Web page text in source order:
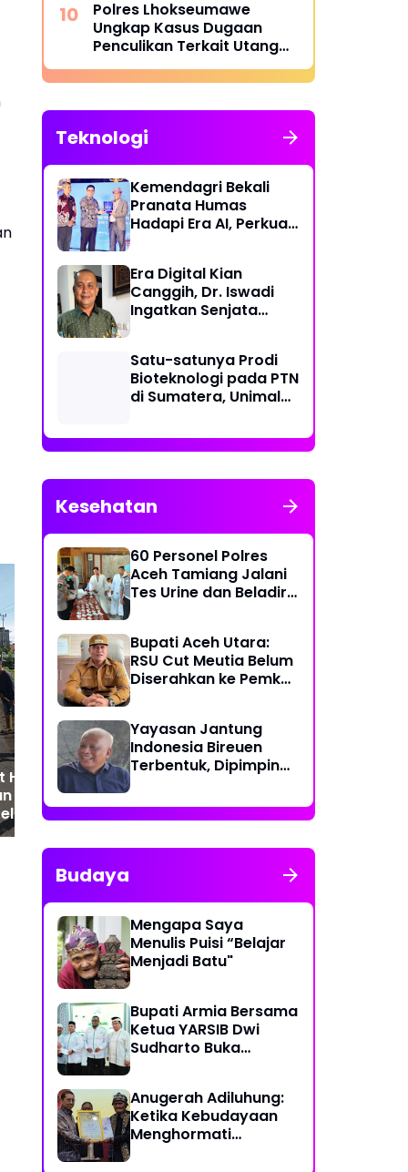
RI ke-81, TNI-
Warga Cot
Aksi Gotong
JSS-2026 IKPI Cabang
Medan Sukses Targetkan
Rekor MURI Bersama
Indonesia
Polres Lhokseumawe
Ungkap Kasus Dugaan
Penculikan Terkait Utang
Piutang, Dua Terduga
Pelaku Diamankan
Teknologi
Kemendagri Bekali
Pranata Humas
Hadapi Era AI, Perkuat
Disinformasi
Era Digital Kian
Canggih, Dr. Iswadi
Ingatkan Senjata
Satu-satunya Prodi
Bioteknologi pada PTN
di Sumatera, Unimal
Penyusunan Kurikulum
Kesehatan
60 Personel Polres
Aceh Tamiang Jalani
Tes Urine dan Beladiri
Bupati Aceh Utara:
RSU Cut Meutia Belum
Diserahkan ke Pemko
Yayasan Jantung
Indonesia Bireuen
Terbentuk, Dipimpin
Sp.JP(K)
Budaya
Mengapa Saya
Menulis Puisi “Belajar
Menjadi Batu"
Bupati Armia Bersama
Ketua YARSIB Dwi
Sudharto Buka
Anugerah Adiluhung:
Ketika Kebudayaan
Menghormati